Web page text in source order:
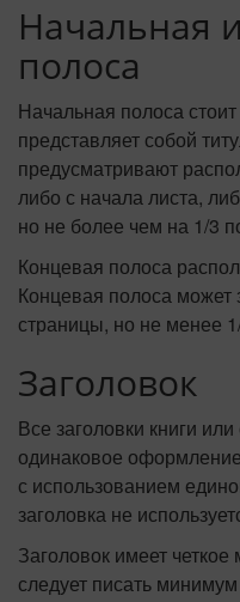
Начальная
полоса
Начальная полоса
представляет собой
предусматривают
либо с начала листа,
но не более чем на 1/3
Концевая полоса
Концевая полоса может
страницы, но не менее
Заголовок
Все заголовки книги
одинаковое
с использованием
заголовка не
Заголовок имеет
следует писать